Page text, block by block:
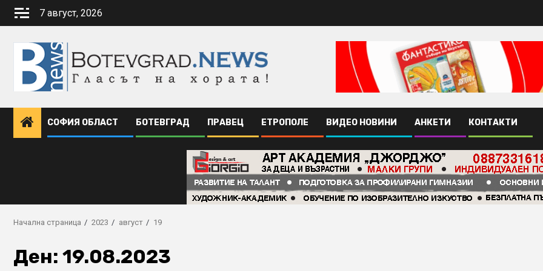
Skip
7 август, 2026
СОФИЯ ОБЛАСТ БОТЕВГРАД ПРАВЕЦ ЕТРОПОЛЕ ВИДЕО НОВИНИ АНКЕТИ КОНТАКТИ
Начална страница 2023 август 19
Ден: 19.08.2023